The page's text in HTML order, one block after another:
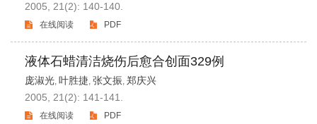
2005, 21(2): 140-140.
在线阅读 PDF
液体石蜡清洁烧伤后愈合创面329例
庞淑光, 叶胜捷, 张文振, 郑庆兴
2005, 21(2): 141-141.
在线阅读 PDF